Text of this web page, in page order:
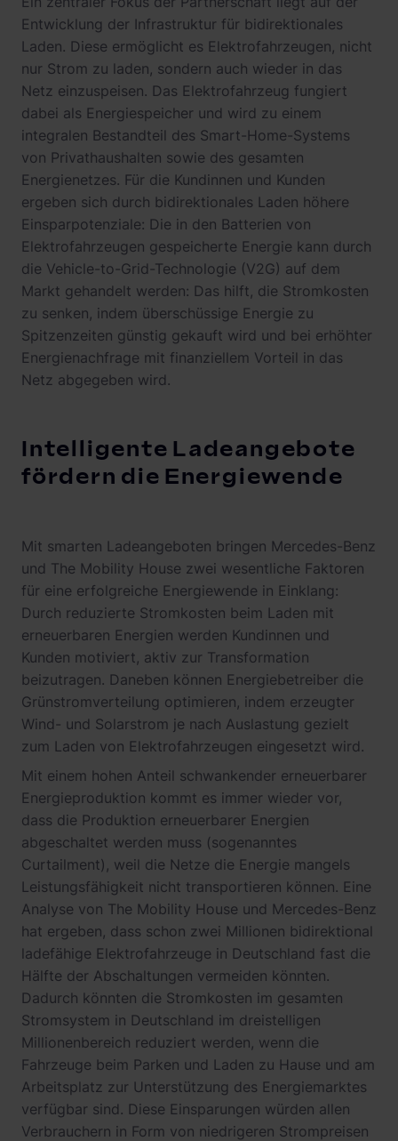
Entwicklung der Infrastruktur für bidirektionales
Laden. Diese ermöglicht es Elektrofahrzeugen, nicht
nur Strom zu laden, sondern auch wieder in das
Netz einzuspeisen. Das Elektrofahrzeug fungiert
dabei als Energiespeicher und wird zu einem
integralen Bestandteil des Smart-Home-Systems
von Privathaushalten sowie des gesamten
Energienetzes. Für die Kundinnen und Kunden
ergeben sich durch bidirektionales Laden höhere
Einsparpotenziale: Die in den Batterien von
Elektrofahrzeugen gespeicherte Energie kann durch
die Vehicle-to-Grid-Technologie (V2G) auf dem
Markt gehandelt werden: Das hilft, die Stromkosten
zu senken, indem überschüssige Energie zu
Spitzenzeiten günstig gekauft wird und bei erhöhter
Energienachfrage mit finanziellem Vorteil in das
Netz abgegeben wird.
Intelligente Ladeangebote
fördern die Energiewende
Mit smarten Ladeangeboten bringen Mercedes-Benz
und The Mobility House zwei wesentliche Faktoren
für eine erfolgreiche Energiewende in Einklang:
Durch reduzierte Stromkosten beim Laden mit
erneuerbaren Energien werden Kundinnen und
Kunden motiviert, aktiv zur Transformation
beizutragen. Daneben können Energiebetreiber die
Grünstromverteilung optimieren, indem erzeugter
Wind- und Solarstrom je nach Auslastung gezielt
zum Laden von Elektrofahrzeugen eingesetzt wird.
Mit einem hohen Anteil schwankender erneuerbarer
Energieproduktion kommt es immer wieder vor,
dass die Produktion erneuerbarer Energien
abgeschaltet werden muss (sogenanntes
Curtailment), weil die Netze die Energie mangels
Leistungsfähigkeit nicht transportieren können. Eine
Analyse von The Mobility House und Mercedes-Benz
hat ergeben, dass schon zwei Millionen bidirektional
ladefähige Elektrofahrzeuge in Deutschland fast die
Hälfte der Abschaltungen vermeiden könnten.
Dadurch könnten die Stromkosten im gesamten
Stromsystem in Deutschland im dreistelligen
Millionenbereich reduziert werden, wenn die
Fahrzeuge beim Parken und Laden zu Hause und am
Arbeitsplatz zur Unterstützung des Energiemarktes
verfügbar sind. Diese Einsparungen würden allen
Verbrauchern in Form von niedrigeren Strompreisen